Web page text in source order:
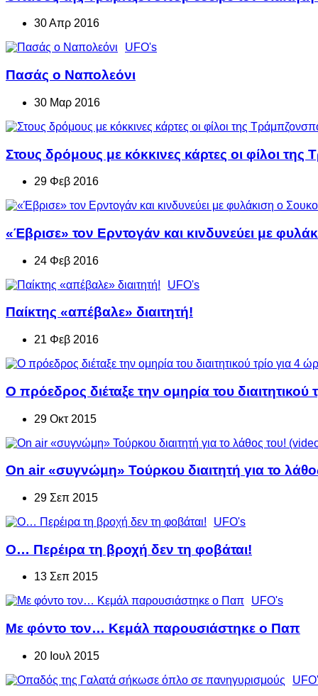
30 Απρ 2016
UFO's
Πασάς ο Ναπολεόνι
30 Μαρ 2016
Στους δρόμους με κόκκινες κάρτες οι φίλοι
29 Φεβ 2016
«Έβρισε» τον Ερντογάν και κινδυνεύει με
24 Φεβ 2016
UFO's
Παίκτης «απέβαλε» διαιτητή!
21 Φεβ 2016
Ο πρόεδρος διέταξε την ομηρία του διαιτητικού
29 Οκτ 2015
On air «συγνώμη» Τούρκου διαιτητή για το
29 Σεπ 2015
UFO's
Ο… Περέιρα τη βροχή δεν τη φοβάται!
13 Σεπ 2015
UFO's
Με φόντο τον… Κεμάλ παρουσιάστηκε ο Παπ
20 Ιουλ 2015